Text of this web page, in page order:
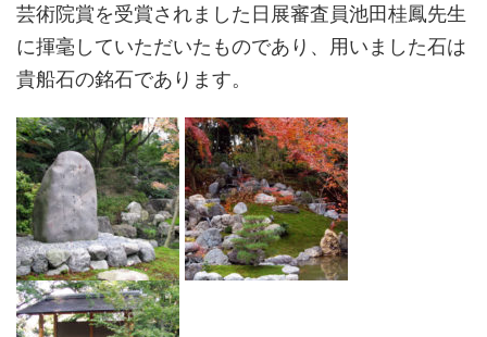
芸術院賞を受賞されました日展審査員池田桂鳳先生
に揮毫していただいたものであり、用いました石は
貴船石の銘石であります。